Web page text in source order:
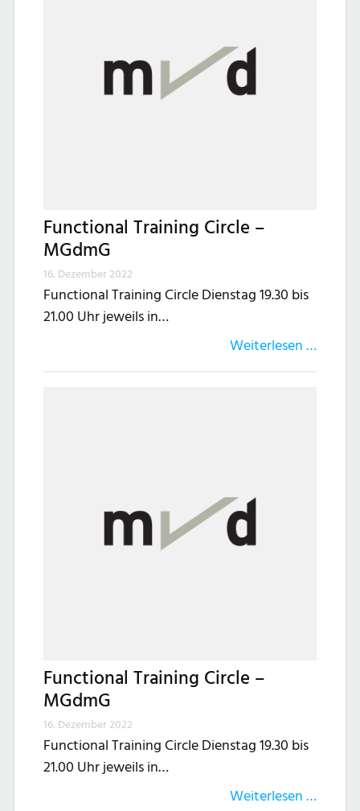
Functional Training Circle –
MGdmG
16. Dezember 2022
Functional Training Circle Dienstag 19.30 bis
21.00 Uhr jeweils in…
Weiterlesen …
Functional Training Circle –
MGdmG
16. Dezember 2022
Functional Training Circle Dienstag 19.30 bis
21.00 Uhr jeweils in…
Weiterlesen …